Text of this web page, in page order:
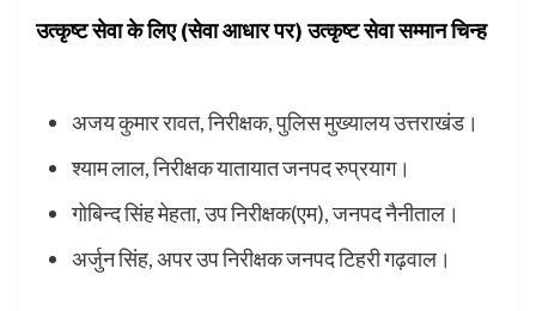
उत्कृष्ट सेवा के लिए (सेवा आधार पर) उत्कृष्ट सेवा सम्मान चिन्ह
अजय कुमार रावत, निरीक्षक, पुलिस मुख्यालय उत्तराखंड।
श्याम लाल, निरीक्षक यातायात जनपद रुप्रयाग।
गोबिन्द सिंह मेहता, उप निरीक्षक(एम), जनपद नैनीताल।
अर्जुन सिंह, अपर उप निरीक्षक जनपद टिहरी गढ़वाल।